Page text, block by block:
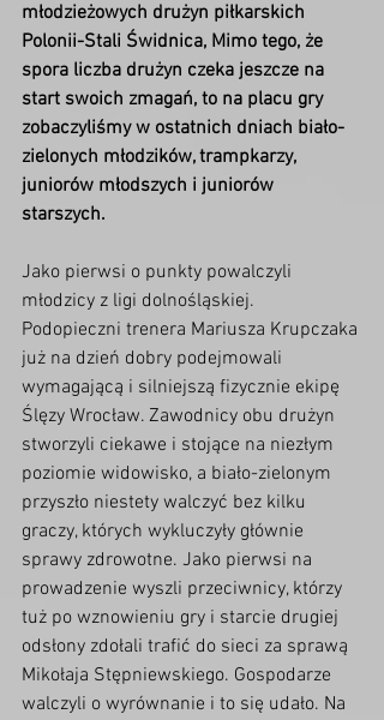
młodzieżowych drużyn piłkarskich
Polonii-Stali Świdnica, Mimo tego, że
spora liczba drużyn czeka jeszcze na
start swoich zmagań, to na placu gry
zobaczyliśmy w ostatnich dniach biało-
zielonych młodzików, trampkarzy,
juniorów młodszych i juniorów
starszych.
Jako pierwsi o punkty powalczyli
młodzicy z ligi dolnośląskiej.
Podopieczni trenera Mariusza Krupczaka
już na dzień dobry podejmowali
wymagającą i silniejszą fizycznie ekipę
Ślęzy Wrocław. Zawodnicy obu drużyn
stworzyli ciekawe i stojące na niezłym
poziomie widowisko, a biało-zielonym
przyszło niestety walczyć bez kilku
graczy, których wykluczyły głównie
sprawy zdrowotne. Jako pierwsi na
prowadzenie wyszli przeciwnicy, którzy
tuż po wznowieniu gry i starcie drugiej
odsłony zdołali trafić do sieci za sprawą
Mikołaja Stępniewskiego. Gospodarze
walczyli o wyrównanie i to się udało. Na